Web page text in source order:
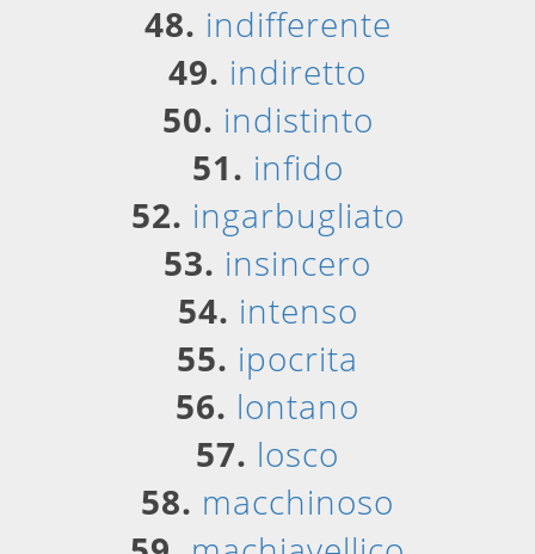
48. indifferente
49. indiretto
50. indistinto
51. infido
52. ingarbugliato
53. insincero
54. intenso
55. ipocrita
56. lontano
57. losco
58. macchinoso